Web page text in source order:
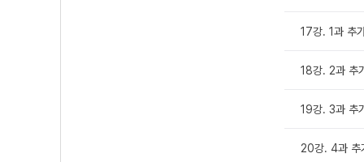
17강. 1과 추
18강. 2과 추
19강. 3과 추
20강. 4과 추